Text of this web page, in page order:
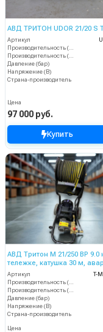
АВД ТРИТОН UDOR 21/20 S
Артикул
Производительность (л/мин)
Производительность (л/ч)
Давление (бар)
Напряжение (В)
Страна-производитель
Цена
97 000 руб.
Купить
АВД Тритон M 21/250 BP 9.0
тележке, катушка 30 м,
клапан, манометр, фильтр)
Артикул
T-
Давление (бар)
Напряжение (В)
Страна-производитель
Цена